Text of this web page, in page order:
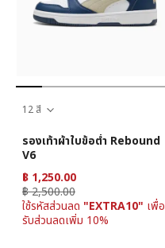
12 สี
รองเท้าผ้าใบข้อต่ำ Rebound
V6
฿ 1,250.00
฿ 2,500.00
ใช้รหัสส่วนลด "EXTRA10" เพื่อ
รับส่วนลดเพิ่ม 10%